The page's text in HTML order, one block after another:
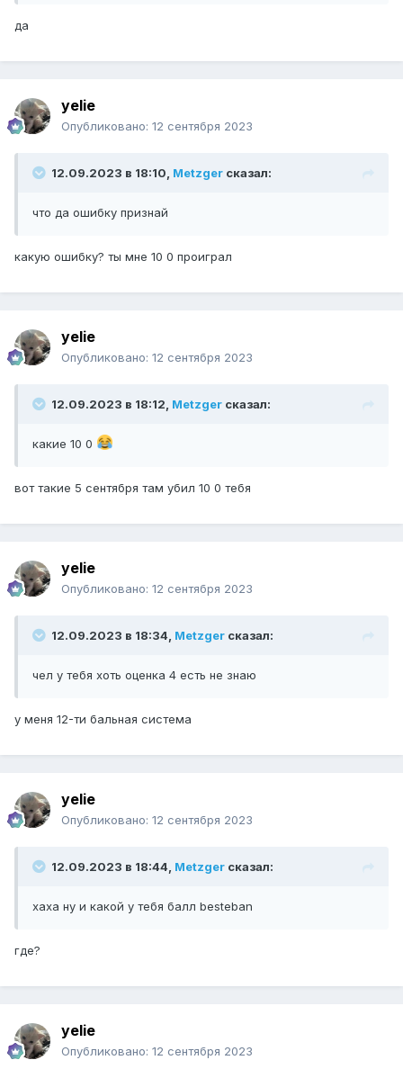
да
yelie
Опубликовано: 12 сентября 2023
12.09.2023 в 18:10, Metzger сказал:
что да ошибку признай
какую ошибку? ты мне 10 0 проиграл
yelie
Опубликовано: 12 сентября 2023
12.09.2023 в 18:12, Metzger сказал:
какие 10 0
вот такие 5 сентября там убил 10 0 тебя
yelie
Опубликовано: 12 сентября 2023
12.09.2023 в 18:34, Metzger сказал:
чел у тебя хоть оценка 4 есть не знаю
у меня 12-ти бальная система
yelie
Опубликовано: 12 сентября 2023
12.09.2023 в 18:44, Metzger сказал:
хаха ну и какой у тебя балл besteban
где?
yelie
Опубликовано: 12 сентября 2023